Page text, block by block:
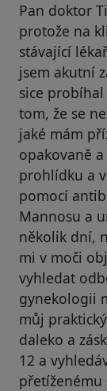
Pan doktor
protože na
stávající
jsem akutní
sice
tom, že se
jaké mám
opakovaně
prohlídku a
pomocí
Mannosu a
několik dní,
mi v moči
vyhledat
gynekologii
můj
daleko a
12 a
přetíženému